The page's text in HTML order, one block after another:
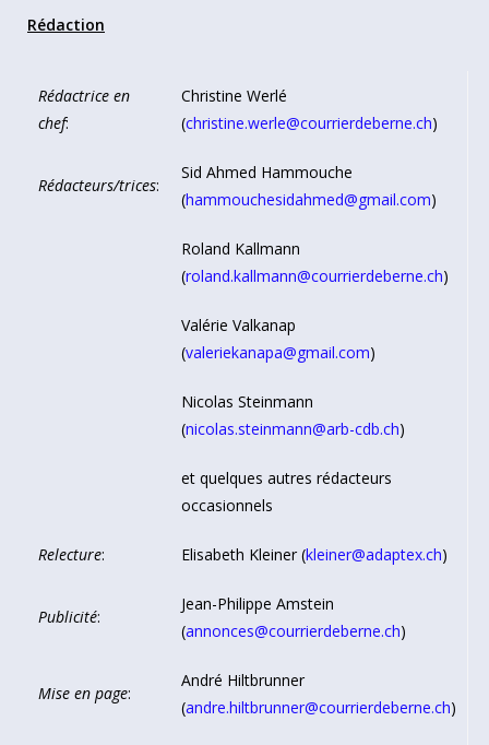
Rédaction
Rédactrice en
chef:
Christine Werlé
(christine.werle@courrierdeberne.ch)
Rédacteurs/trices:
Sid Ahmed Hammouche
(hammouchesidahmed@gmail.com)
Roland Kallmann
(roland.kallmann@courrierdeberne.ch)
Valérie Valkanap
(valeriekanapa@gmail.com)
Nicolas Steinmann
(nicolas.steinmann@arb-cdb.ch)
et quelques autres rédacteurs
occasionnels
Relecture: Elisabeth Kleiner (kleiner@adaptex.ch)
Publicité:
Jean-Philippe Amstein
(annonces@courrierdeberne.ch)
Mise en page:
André Hiltbrunner
(andre.hiltbrunner@courrierdeberne.ch)